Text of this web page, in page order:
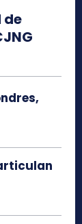
de